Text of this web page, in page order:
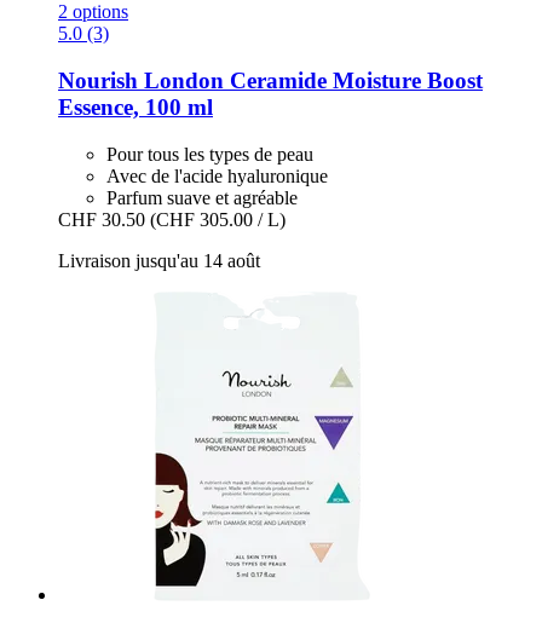
2 options
5.0 (3)
Nourish London Ceramide Moisture Boost
Essence, 100 ml
Pour tous les types de peau
Avec de l'acide hyaluronique
Parfum suave et agréable
CHF 30.50 (CHF 305.00 / L)
Livraison jusqu'au 14 août